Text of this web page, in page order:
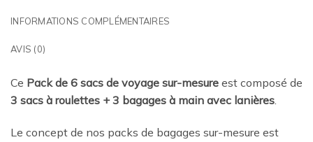
INFORMATIONS COMPLÉMENTAIRES
AVIS (0)
Ce Pack de 6 sacs de voyage sur-mesure est composé de
3 sacs à roulettes + 3 bagages à main avec lanières.
Le concept de nos packs de bagages sur-mesure est